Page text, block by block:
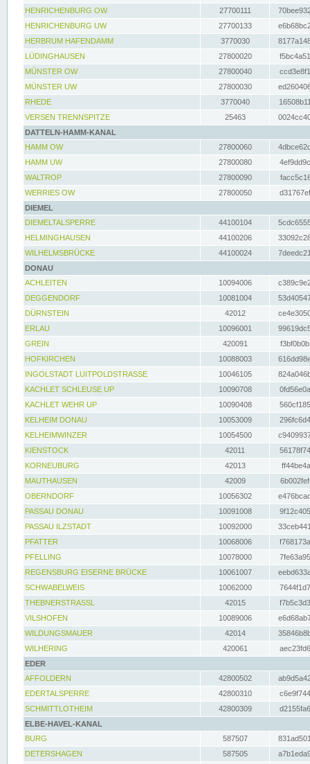
HENRICHENBURG OW
27700111
HENRICHENBURG UW
27700133
HERBRUM HAFENDAMM
3770030
LÜDINGHAUSEN
27800020
MÜNSTER OW
27800040
MÜNSTER UW
27800030
RHEDE
3770040
VERSEN TRENNSPITZE
25463
DATTELN-HAMM-KANAL
HAMM OW
27800060
HAMM UW
27800080
WALTROP
27800090
WERRIES OW
27800050
DIEMEL
DIEMELTALSPERRE
44100104
HELMINGHAUSEN
44100206
WILHELMSBRÜCKE
44100024
DONAU
ACHLEITEN
10094006
DEGGENDORF
10081004
DÜRNSTEIN
42012
ERLAU
10096001
GREIN
420091
HOFKIRCHEN
10088003
INGOLSTADT LUITPOLDSTRASSE
10046105
KACHLET SCHLEUSE UP
10090708
KACHLET WEHR UP
10090408
KELHEIM DONAU
10053009
KELHEIMWINZER
10054500
KIENSTOCK
42011
KORNEUBURG
42013
MAUTHAUSEN
42009
OBERNDORF
10056302
PASSAU DONAU
10091008
PASSAU ILZSTADT
10092000
PFATTER
10068006
PFELLING
10078000
REGENSBURG EISERNE BRÜCKE
10061007
SCHWABELWEIS
10062000
THEBNERSTRASSL
42015
VILSHOFEN
10089006
WILDUNGSMAUER
42014
WILHERING
420061
EDER
AFFOLDERN
42800502
EDERTALSPERRE
42800310
SCHMITTLOTHEIM
42800309
ELBE-HAVEL-KANAL
BURG
587507
DETERSHAGEN
587505